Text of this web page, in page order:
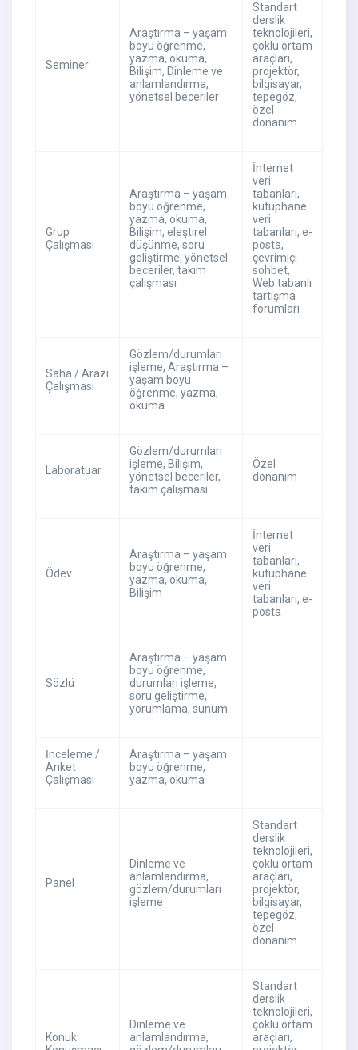
Seminer
Araştırma – yaşam
boyu öğrenme,
yazma, okuma,
Bilişim, Dinleme ve
anlamlandırma,
yönetsel beceriler
Standart
derslik
teknolojileri,
çoklu ortam
araçları,
projektör,
bilgisayar,
tepegöz,
özel
donanım
Grup
Çalışması
Araştırma – yaşam
boyu öğrenme,
yazma, okuma,
Bilişim, eleştirel
düşünme, soru
geliştirme, yönetsel
beceriler, takım
çalışması
İnternet
veri
tabanları,
kütüphane
veri
tabanları, e-
posta,
çevrimiçi
sohbet,
Web tabanlı
tartışma
forumları
Saha / Arazi
Çalışması
Gözlem/durumları
işleme, Araştırma –
yaşam boyu
öğrenme, yazma,
okuma
Laboratuar
Gözlem/durumları
işleme, Bilişim,
yönetsel beceriler,
takım çalışması
Özel
donanım
Ödev
Araştırma – yaşam
boyu öğrenme,
yazma, okuma,
Bilişim
İnternet
veri
tabanları,
kütüphane
veri
tabanları, e-
posta
Sözlü
Araştırma – yaşam
boyu öğrenme,
durumları işleme,
soru geliştirme,
yorumlama, sunum
İnceleme /
Anket
Çalışması
Araştırma – yaşam
boyu öğrenme,
yazma, okuma
Panel
Dinleme ve
anlamlandırma,
gözlem/durumları
işleme
Standart
derslik
teknolojileri,
çoklu ortam
araçları,
projektör,
bilgisayar,
tepegöz,
özel
donanım
Konuk
Dinleme ve
anlamlandırma,
Standart
derslik
teknolojileri,
çoklu ortam
araçları,